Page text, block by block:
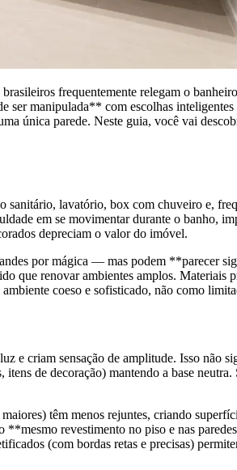
frequentemente relegam o
ser manipulada** com escolhas
única parede. Neste guia, você vai
lavatório, box com chuveiro e,
em se movimentar durante o banho,
depreciam o valor do imóvel.
por mágica — mas podem **parecer
que renovar ambientes amplos. Materiais
coeso e sofisticado, não como
e criam sensação de amplitude. Isso não
de decoração) mantendo a base neutra.
têm menos rejuntes, criando
**mesmo revestimento no piso e nas
(com bordas retas e precisas)